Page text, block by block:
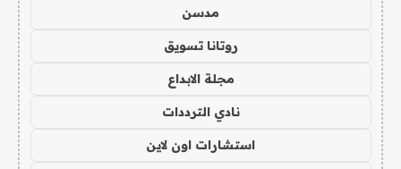
مدسن
روتانا تسويق
مجلة الابداع
نادي الترددات
استشارات اون لاين